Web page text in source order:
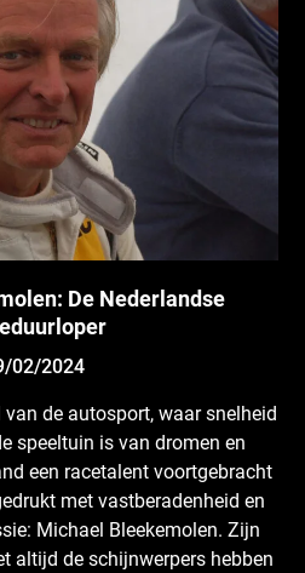
De Nederlandse
02/2024
de autosport, waar snelheid
speeltuin is van dromen en
een racetalent voortgebracht
met vastberadenheid en
Michael Bleekemolen. Zijn
altijd de schijnwerpers hebben